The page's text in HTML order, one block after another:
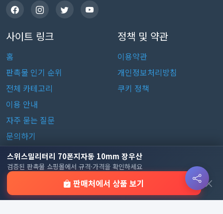
스위스밀리터리 70폰지자동 10mm 장우산
검증된 판촉물 쇼핑몰에서 규격·가격을 확인하세요
판매처에서 상품 보기 ×
사이트 링크
홈
판촉물 인기 순위
전체 카테고리
이용 안내
자주 묻는 질문
문의하기
정책 및 약관
이용약관
개인정보처리방침
쿠키 정책
판촉물 카테고리
가정/생활용품 감염예방용품 골프선물세트
골프용품
달력/다이어리
레저/운동용품 명품자개상품
문구용품